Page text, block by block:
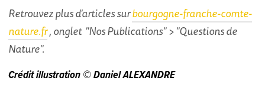
Retrouvez plus d'articles surbourgogne-franche-comte-
nature.fr, onglet "Nos Publications" > "Questions de
Nature".
Crédit illustration © Daniel ALEXANDRE